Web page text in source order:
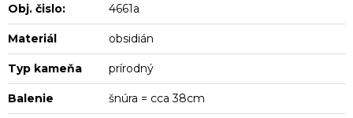
Obj. čislo: 4661a
Materiál obsidián
Typ kameňa prírodný
Balenie šnúra = cca 38cm